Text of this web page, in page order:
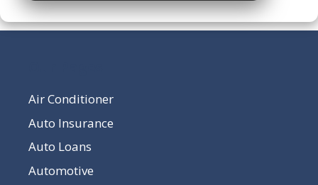
Air Conditioner
Auto Insurance
Auto Loans
Automotive